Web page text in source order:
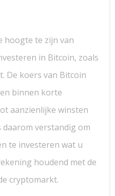
hoogte te zijn van
in Bitcoin, zoals
De koers van Bitcoin
binnen korte
aanzienlijke winsten
daarom verstandig om
te investeren wat u
houdend met de
cryptomarkt.